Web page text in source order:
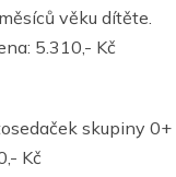
věku dítěte.
5.310,- Kč
skupiny 0+
Kč